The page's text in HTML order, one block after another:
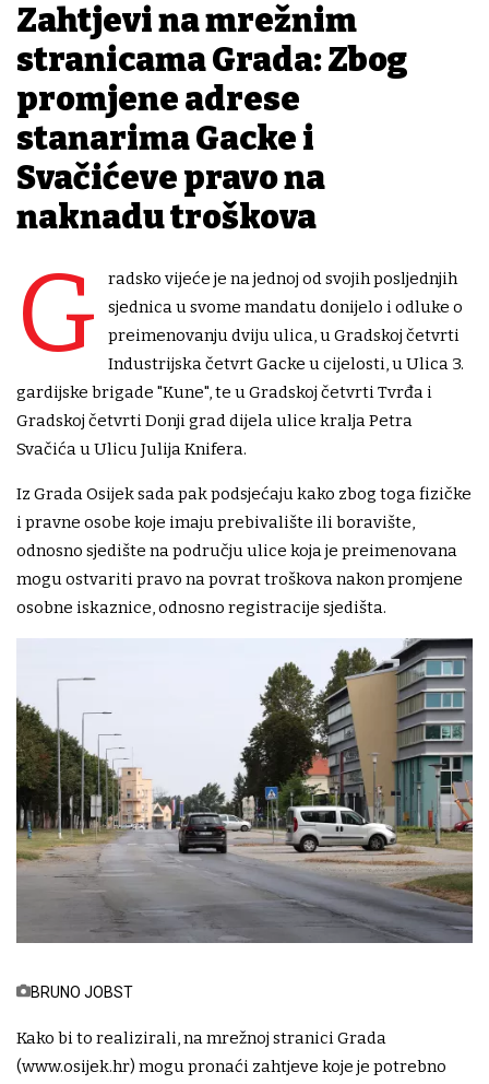
Zahtjevi na mrežnim
stranicama Grada: Zbog
promjene adrese
stanarima Gacke i
Svačićeve pravo na
naknadu troškova
G
radsko vijeće je na jednoj od svojih posljednjih
sjednica u svome mandatu donijelo i odluke o
preimenovanju dviju ulica, u Gradskoj četvrti
Industrijska četvrt Gacke u cijelosti, u Ulica 3.
gardijske brigade "Kune", te u Gradskoj četvrti Tvrđa i
Gradskoj četvrti Donji grad dijela ulice kralja Petra
Svačića u Ulicu Julija Knifera.
Iz Grada Osijek sada pak podsjećaju kako zbog toga fizičke
i pravne osobe koje imaju prebivalište ili boravište,
odnosno sjedište na području ulice koja je preimenovana
mogu ostvariti pravo na povrat troškova nakon promjene
osobne iskaznice, odnosno registracije sjedišta.
BRUNO JOBST
Kako bi to realizirali, na mrežnoj stranici Grada
(www.osijek.hr) mogu pronaći zahtjeve koje je potrebno